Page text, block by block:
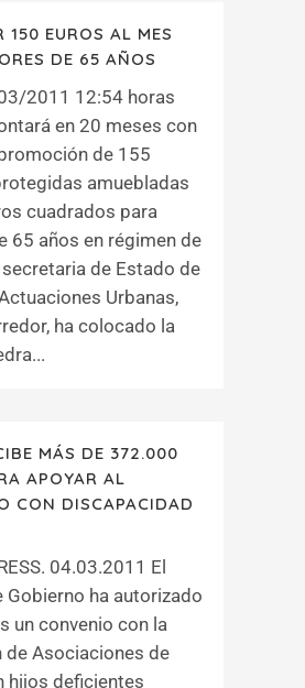
150 EUROS AL MES
DE 65 AÑOS
2011 12:54 horas
en 20 meses con
de 155
amuebladas
cuadrados para
65 años en régimen de
secretaria de Estado de
Urbanas,
ha colocado la
MÁS DE 372.000
APOYAR AL
CON DISCAPACIDAD
04.03.2011 El
Gobierno ha autorizado
un convenio con la
de Asociaciones de
hijos deficientes